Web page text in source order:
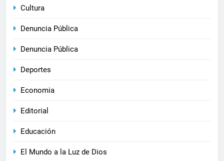
Cultura
Denuncia Pública
Denuncia Pública
Deportes
Economia
Editorial
Educación
El Mundo a la Luz de Dios